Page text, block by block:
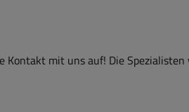
Kontakt mit uns auf! Die Spezialisten